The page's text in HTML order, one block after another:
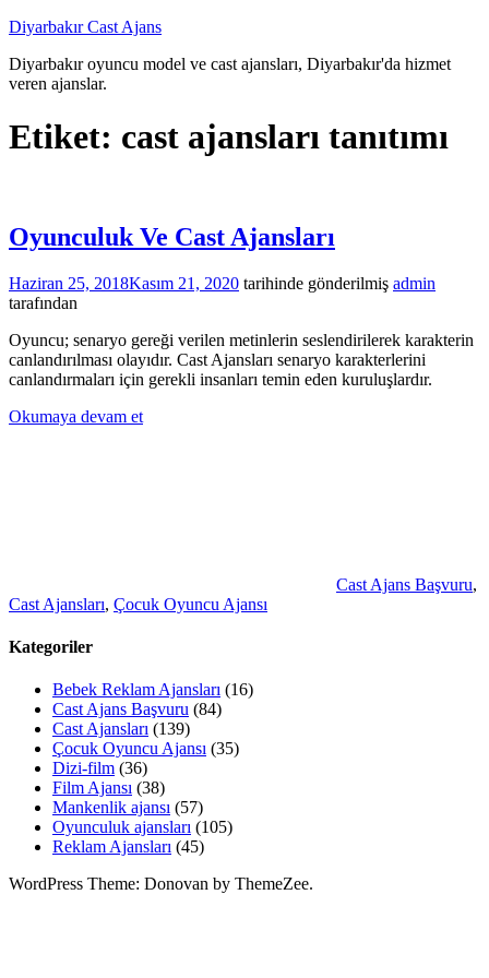
İçeriğe
Diyarbakır Cast Ajans
Diyarbakır oyuncu model ve cast ajansları, Diyarbakır'da hizmet
veren ajanslar.
Etiket: cast ajansları tanıtımı
Oyunculuk Ve Cast Ajansları
Haziran 25, 2018Kasım 21, 2020 tarihinde gönderilmiş admin
tarafından
Oyuncu; senaryo gereği verilen metinlerin seslendirilerek karakterin
canlandırılması olayıdır. Cast Ajansları senaryo karakterlerini
canlandırmaları için gerekli insanları temin eden kuruluşlardır.
Okumaya devam et
Cast Ajans Başvuru,
Cast Ajansları, Çocuk Oyuncu Ajansı
Kategoriler
Bebek Reklam Ajansları (16)
Cast Ajans Başvuru (84)
Cast Ajansları (139)
Çocuk Oyuncu Ajansı (35)
Dizi-film (36)
Film Ajansı (38)
Mankenlik ajansı (57)
Oyunculuk ajansları (105)
Reklam Ajansları (45)
WordPress Theme: Donovan by ThemeZee.